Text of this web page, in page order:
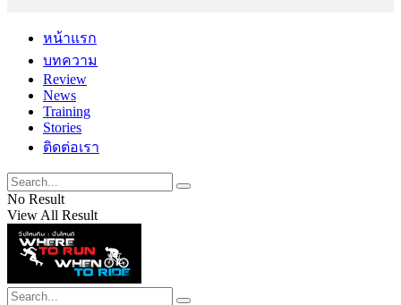
หน้าแรก
บทความ
Review
News
Training
Stories
ติดต่อเรา
No Result
View All Result